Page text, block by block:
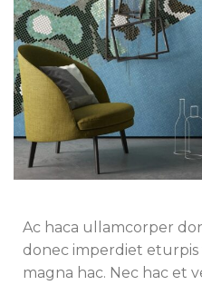
Ac haca ullamcorper
donec imperdiet eturpis
magna hac. Nec hac et